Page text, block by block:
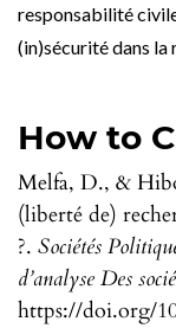
responsabilité
(in)sécurité dans la
How to
Melfa, D., &
(liberté de)
?. Sociétés
d’analyse Des
https://doi.org/